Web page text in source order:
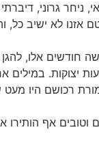
גרוני,
אזנו לא ישיב כל,
חודשים אלו,
יצוקות. במילים
רכושם היו
אף הותירו